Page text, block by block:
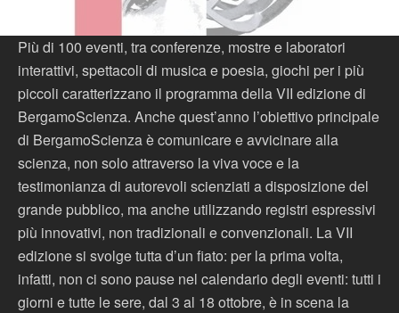
Più di 100 eventi, tra conferenze, mostre e laboratori
interattivi, spettacoli di musica e poesia, giochi per i più
piccoli caratterizzano il programma della VII edizione di
BergamoScienza. Anche quest’anno l’obiettivo principale
di BergamoScienza è comunicare e avvicinare alla
scienza, non solo attraverso la viva voce e la
testimonianza di autorevoli scienziati a disposizione del
grande pubblico, ma anche utilizzando registri espressivi
più innovativi, non tradizionali e convenzionali. La VII
edizione si svolge tutta d’un fiato: per la prima volta,
infatti, non ci sono pause nel calendario degli eventi: tutti i
giorni e tutte le sere, dal 3 al 18 ottobre, è in scena la